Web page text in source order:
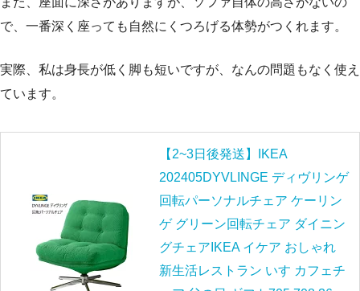
で、一番深く座っても自然にくつろげる体勢がつくれます。
実際、私は身長が低く脚も短いですが、なんの問題もなく使え
ています。
【2~3日後発送】IKEA
202405DYVLINGE ディヴリンゲ
回転パーソナルチェア ケーリン
ゲ グリーン回転チェア ダイニン
グチェアIKEA イケア おしゃれ
新生活レストラン いす カフェチ